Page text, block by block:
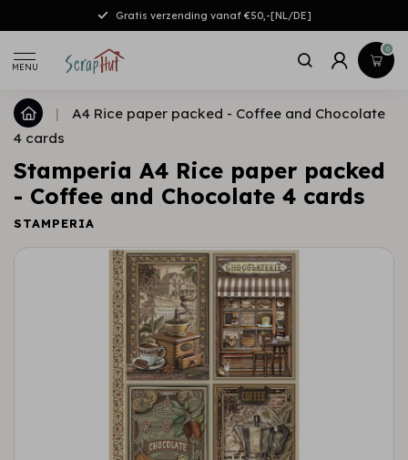
Gratis verzending vanaf €50,-[NL/DE]
MENU
0
|
A4 Rice paper packed - Coffee and Chocolate
4 cards
Stamperia A4 Rice paper packed
- Coffee and Chocolate 4 cards
STAMPERIA